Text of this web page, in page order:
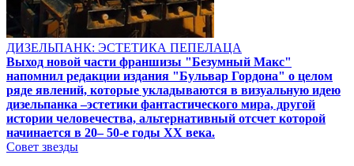
ДИЗЕЛЬПАНК: ЭСТЕТИКА ПЕПЕЛАЦА
Выход новой части франшизы "Безумный Макс"
напомнил редакции издания "Бульвар Гордона" о целом
ряде явлений, которые укладываются в визуальную идею
дизельпанка –эстетики фантастического мира, другой
истории человечества, альтернативный отсчет которой
начинается в 20– 50-е годы XX века.
Совет звезды